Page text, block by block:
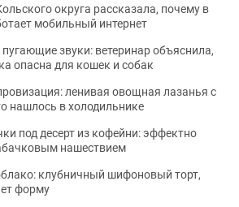
округа рассказала, почему в
мобильный интернет
звуки: ветеринар объяснила,
опасна для кошек и собак
ленивая овощная лазанья с
нашлось в холодильнике
под десерт из кофейни: эффектно
нашествием
клубничный шифоновый торт,
форму